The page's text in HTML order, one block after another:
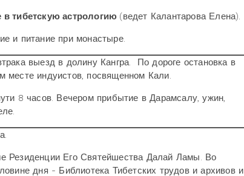
в тибетскую астрологию (ведет Калантарова Елена).
и питание при монастыре.
выезд в долину Кангра. По дороге остановка в
месте индуистов, посвященном Кали.
8 часов. Вечером прибытие в Дарамсалу, ужин,
Резиденции Его Святейшества Далай Ламы. Во
дня - Библиотека Тибетских трудов и архивов и